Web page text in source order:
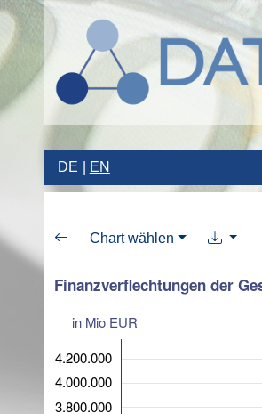
DE EN
Chart wählen
Finanzverflechtungen der
in Mio EUR
3.800.000
4.000.000
4.200.000